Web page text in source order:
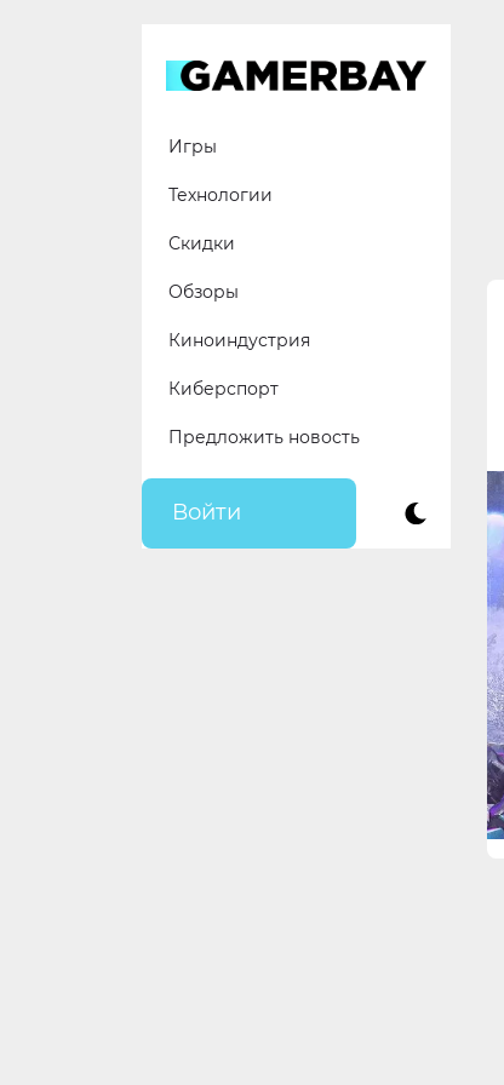
Игры
Технологии
Скидки
Обзоры
Киноиндустрия
Киберспорт
Предложить новость
Войти